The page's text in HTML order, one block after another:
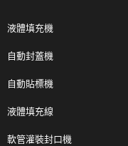
液體填充機
自動封蓋機
自動貼標機
液體填充線
軟管灌裝封口機